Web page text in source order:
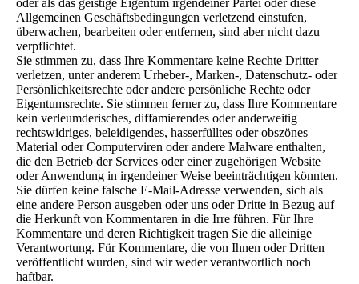
Allgemeinen Geschäftsbedingungen verletzend einstufen,
überwachen, bearbeiten oder entfernen, sind aber nicht dazu
verpflichtet.
Sie stimmen zu, dass Ihre Kommentare keine Rechte Dritter
verletzen, unter anderem Urheber-, Marken-, Datenschutz- oder
Persönlichkeitsrechte oder andere persönliche Rechte oder
Eigentumsrechte. Sie stimmen ferner zu, dass Ihre Kommentare
kein verleumderisches, diffamierendes oder anderweitig
rechtswidriges, beleidigendes, hasserfülltes oder obszönes
Material oder Computerviren oder andere Malware enthalten,
die den Betrieb der Services oder einer zugehörigen Website
oder Anwendung in irgendeiner Weise beeinträchtigen könnten.
Sie dürfen keine falsche E-Mail-Adresse verwenden, sich als
eine andere Person ausgeben oder uns oder Dritte in Bezug auf
die Herkunft von Kommentaren in die Irre führen. Für Ihre
Kommentare und deren Richtigkeit tragen Sie die alleinige
Verantwortung. Für Kommentare, die von Ihnen oder Dritten
veröffentlicht wurden, sind wir weder verantwortlich noch
haftbar.